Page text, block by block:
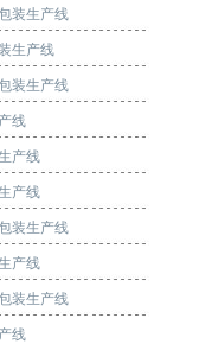
装生产线
生产线
装生产线
线
产线
产线
装生产线
产线
装生产线
线